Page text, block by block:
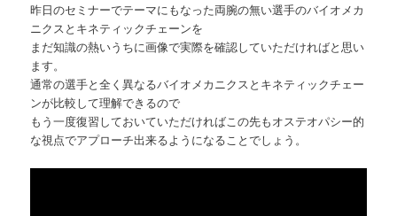
昨日のセミナーでテーマにもなった両腕の無い選手のバイオメカ
ニクスとキネティックチェーンを
まだ知識の熱いうちに画像で実際を確認していただければと思い
ます。
通常の選手と全く異なるバイオメカニクスとキネティックチェー
ンが比較して理解できるので
もう一度復習しておいていただければこの先もオステオパシー的
な視点でアプローチ出来るようになることでしょう。